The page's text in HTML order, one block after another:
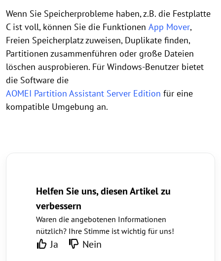
Wenn Sie Speicherprobleme haben, z.B. die Festplatte
C ist voll, können Sie die Funktionen App Mover,
Freien Speicherplatz zuweisen, Duplikate finden,
Partitionen zusammenführen oder große Dateien
löschen ausprobieren. Für Windows-Benutzer bietet
die Software die
AOMEI Partition Assistant Server Edition für eine
kompatible Umgebung an.
Helfen Sie uns, diesen Artikel zu
verbessern
Waren die angebotenen Informationen
nützlich? Ihre Stimme ist wichtig für uns!
Ja Nein